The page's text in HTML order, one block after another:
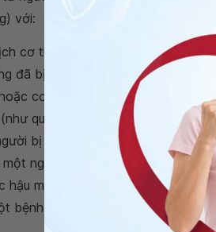
với:
cơ thể của người bị bệnh hoặc
đã bị nhiễm chất dịch cơ thể
cơ thể của một người chết vì
quần áo, khăn trải giường,
bị bệnh hoặc đã chết vì EVD.
người đàn ông đã hồi phục từ
hậu môn). Virus có thể tồn tại
bệnh nhân đã khỏi bệnh EVD,